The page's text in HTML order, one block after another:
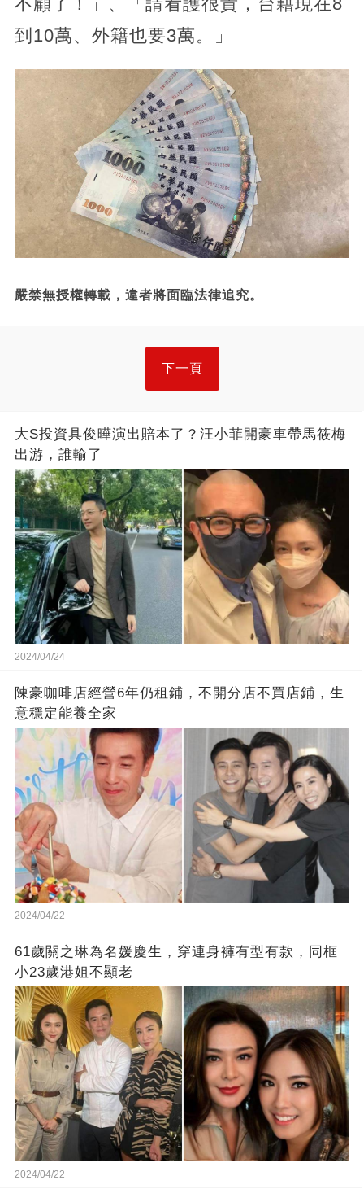
到10萬、外籍也要3萬。」
嚴禁無授權轉載，違者將面臨法律追究。
下一頁
大S投資具俊曄演出賠本了？汪小菲開豪車帶馬筱梅
出游，誰輸了
2024/04/24
陳豪咖啡店經營6年仍租鋪，不開分店不買店鋪，生
意穩定能養全家
2024/04/22
61歲關之琳為名媛慶生，穿連身褲有型有款，同框
小23歲港姐不顯老
2024/04/22